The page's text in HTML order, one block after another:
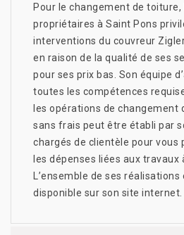
Pour le changement de toiture,
propriétaires à Saint Pons
interventions du couvreur
en raison de la qualité de ses
pour ses prix bas. Son équipe
toutes les compétences
les opérations de changement
sans frais peut être établi par
chargés de clientèle pour vous
les dépenses liées aux travaux
L’ensemble de ses
disponible sur son site internet.